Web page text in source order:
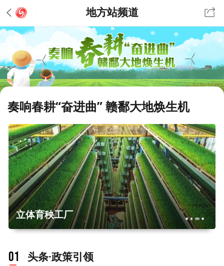
地方站频道
奏响春耕“奋进曲” 赣鄱大地焕生机
立体育秧工厂
01 头条·政策引领